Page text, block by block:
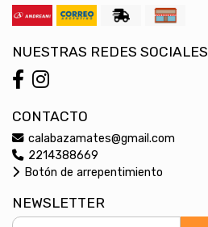
NUESTRAS REDES SOCIALES
CONTACTO
calabazamates@gmail.com
2214388669
Botón de arrepentimiento
NEWSLETTER